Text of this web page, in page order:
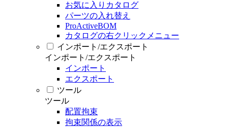
お気に入りカタログ
パーツの入れ替え
ProActiveBOM
カタログの右クリックメニュー
インポート/エクスポート
インポート/エクスポート
インポート
エクスポート
ツール
ツール
配置拘束
拘束関係の表示